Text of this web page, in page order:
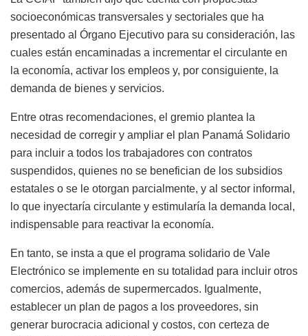
socioeconómicas transversales y sectoriales que ha
presentado al Órgano Ejecutivo para su consideración, las
cuales están encaminadas a incrementar el circulante en
la economía, activar los empleos y, por consiguiente, la
demanda de bienes y servicios.
Entre otras recomendaciones, el gremio plantea la
necesidad de corregir y ampliar el plan Panamá Solidario
para incluir a todos los trabajadores con contratos
suspendidos, quienes no se benefician de los subsidios
estatales o se le otorgan parcialmente, y al sector informal,
lo que inyectaría circulante y estimularía la demanda local,
indispensable para reactivar la economía.
En tanto, se insta a que el programa solidario de Vale
Electrónico se implemente en su totalidad para incluir otros
comercios, además de supermercados. Igualmente,
establecer un plan de pagos a los proveedores, sin
generar burocracia adicional y costos, con certeza de